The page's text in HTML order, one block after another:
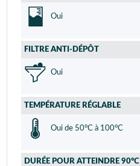
Oui
FILTRE ANTI-DÉPÔT
Oui
TEMPÉRATURE RÉGLABLE
Oui de 50°C à 100°C
DURÉE POUR ATTEINDRE 90°C